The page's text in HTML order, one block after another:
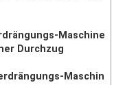
Maschine
Durchzug
Maschin